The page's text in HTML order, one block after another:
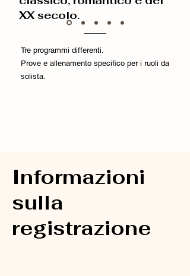
XX secolo.
Tre programmi differenti.
Prove e allenamento specifico per i ruoli da
solista.
Informazioni
sulla
registrazione